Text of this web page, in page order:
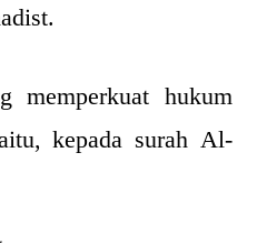
memperkuat hukum
kepada surah Al-